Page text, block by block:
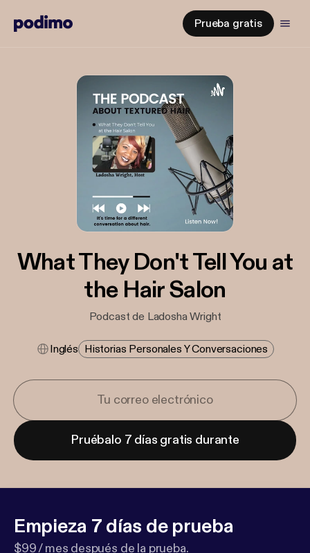
Prueba gratis
What They Don't Tell You at
the Hair Salon
Podcast de Ladosha Wright
Inglés Historias Personales Y Conversaciones
Pruébalo 7 días gratis durante
Empieza 7 días de prueba
$99 / mes después de la prueba.